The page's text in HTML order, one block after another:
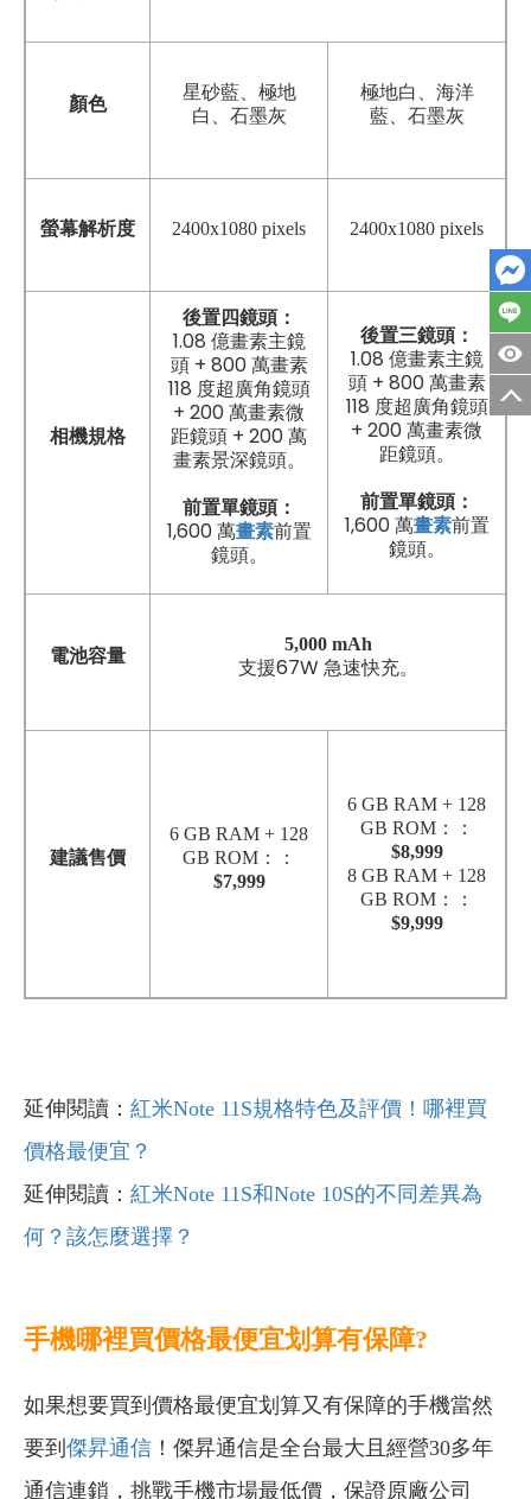
顏色
星砂藍、極地
白、石墨灰
極地白、海洋
藍、石墨灰
螢幕解析度 2400x1080 pixels 2400x1080 pixels
相機規格
後置四鏡頭：
1.08 億畫素主鏡
頭 + 800 萬畫素
118 度超廣角鏡頭
+ 200 萬畫素微
距鏡頭 + 200 萬
畫素景深鏡頭。
前置單鏡頭：
1,600 萬畫素前置
鏡頭。
後置三鏡頭：
1.08 億畫素主鏡
頭 + 800 萬畫素
118 度超廣角鏡頭
+ 200 萬畫素微
距鏡頭。
前置單鏡頭：
1,600 萬畫素前置
鏡頭。
電池容量
5,000 mAh
支援67W 急速快充。
建議售價
6 GB RAM + 128
GB ROM：：
$7,999
6 GB RAM + 128
GB ROM：：
$8,999
8 GB RAM + 128
GB ROM：：
$9,999
延伸閱讀： 紅米Note 11S規格特色及評價！哪裡買
價格最便宜？
延伸閱讀： 紅米Note 11S和Note 10S的不同差異為
何？該怎麼選擇？
手機哪裡買價格最便宜划算有保障?
如果想要買到價格最便宜划算又有保障的手機當然
要到 傑昇通信 ！傑昇通信是全台最大且經營30多年
通信連鎖，挑戰手機市場最低價，保證原廠公司